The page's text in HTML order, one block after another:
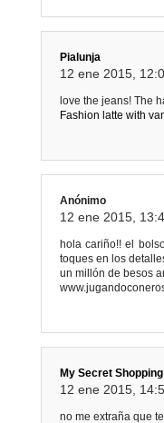
Pialunja
12 ene 2015,
love the jeans! The
Fashion latte with
Anónimo
12 ene 2015,
hola cariño!! el
toques en los
un millón de besos
My Secret Shopping
12 ene 2015,
no me extraña que